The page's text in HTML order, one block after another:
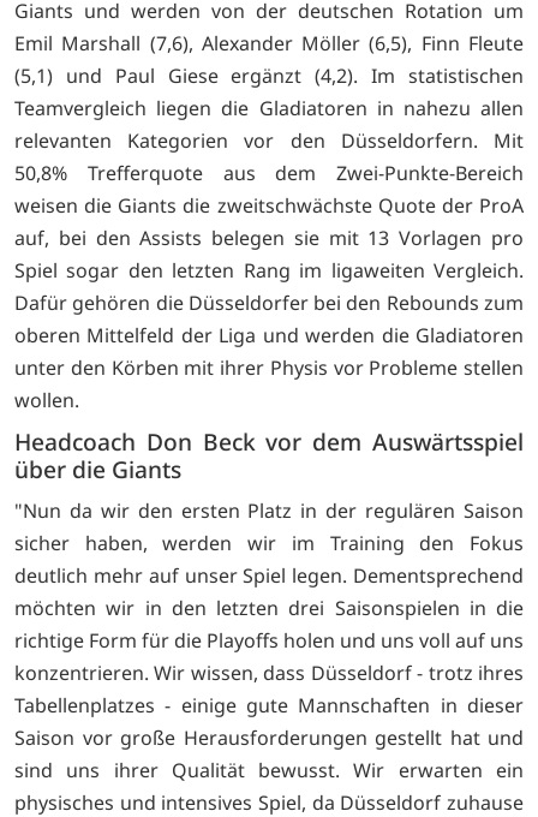
Giants und werden von der deutschen Rotation um
Emil Marshall (7,6), Alexander Möller (6,5), Finn Fleute
(5,1) und Paul Giese ergänzt (4,2). Im statistischen
Teamvergleich liegen die Gladiatoren in nahezu allen
relevanten Kategorien vor den Düsseldorfern. Mit
50,8% Trefferquote aus dem Zwei-Punkte-Bereich
weisen die Giants die zweitschwächste Quote der ProA
auf, bei den Assists belegen sie mit 13 Vorlagen pro
Spiel sogar den letzten Rang im ligaweiten Vergleich.
Dafür gehören die Düsseldorfer bei den Rebounds zum
oberen Mittelfeld der Liga und werden die Gladiatoren
unter den Körben mit ihrer Physis vor Probleme stellen
wollen.
Headcoach Don Beck vor dem Auswärtsspiel
über die Giants
"Nun da wir den ersten Platz in der regulären Saison
sicher haben, werden wir im Training den Fokus
deutlich mehr auf unser Spiel legen. Dementsprechend
möchten wir in den letzten drei Saisonspielen in die
richtige Form für die Playoffs holen und uns voll auf uns
konzentrieren. Wir wissen, dass Düsseldorf - trotz ihres
Tabellenplatzes - einige gute Mannschaften in dieser
Saison vor große Herausforderungen gestellt hat und
sind uns ihrer Qualität bewusst. Wir erwarten ein
physisches und intensives Spiel, da Düsseldorf zuhause